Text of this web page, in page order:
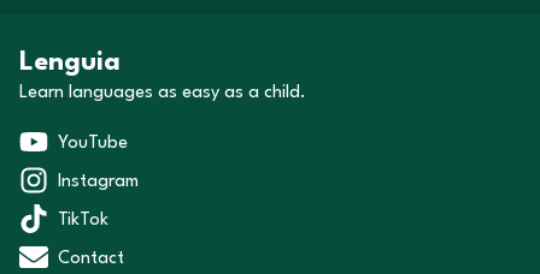
Lenguia
Learn languages as easy as a child.
YouTube
Instagram
TikTok
Contact